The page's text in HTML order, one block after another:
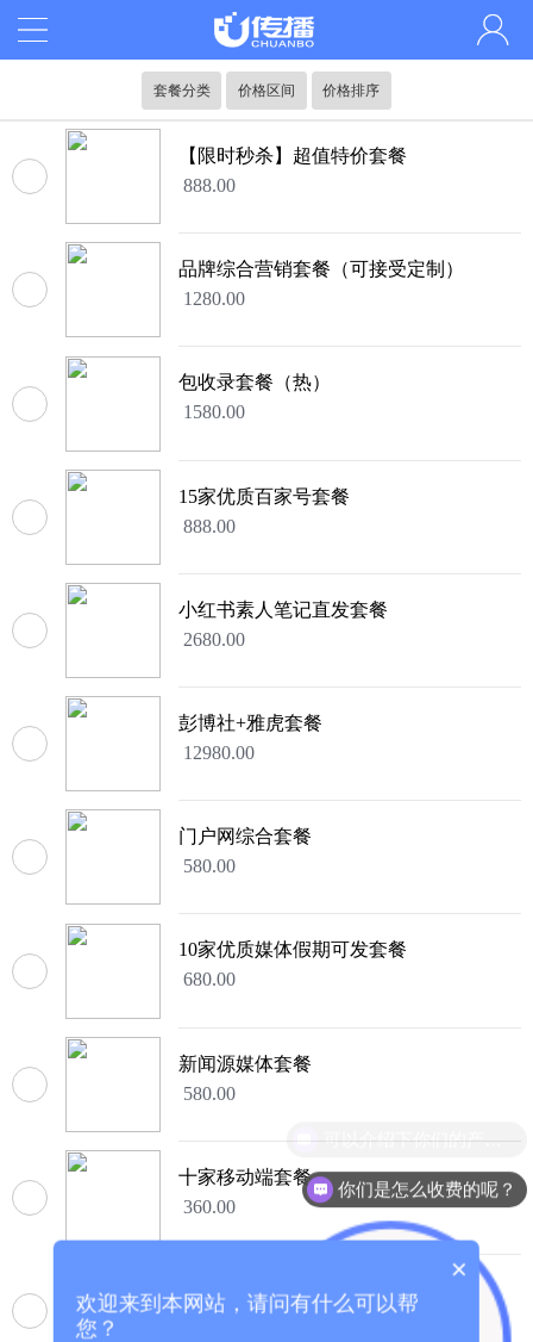
套餐分类 价格区间 价格排序
【限时秒杀】超值特价套餐
888.00
品牌综合营销套餐（可接受定制）
1280.00
包收录套餐（热）
1580.00
15家优质百家号套餐
888.00
小红书素人笔记直发套餐
2680.00
彭博社+雅虎套餐
12980.00
门户网综合套餐
580.00
10家优质媒体假期可发套餐
680.00
新闻源媒体套餐
580.00
十家移动端套餐
360.00
海外媒体通发套餐
3980.00
可以介绍下你们的产品么？
你们是怎么收费的呢？
×
欢迎来到本网站，请问有什么可以帮
您？